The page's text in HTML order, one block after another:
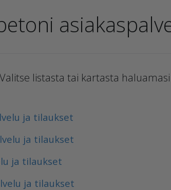
Valitse listasta tai kartasta
ja tilaukset
ja tilaukset
ja tilaukset
ja tilaukset